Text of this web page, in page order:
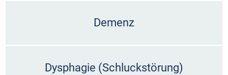
Demenz
Dysphagie (Schluckstörung)